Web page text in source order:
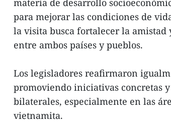
materia de desarrollo
para mejorar las condiciones de
la visita busca fortalecer la
entre ambos países y pueblos.
Los legisladores reafirmaron
promoviendo iniciativas concretas
bilaterales, especialmente en las
vietnamita.